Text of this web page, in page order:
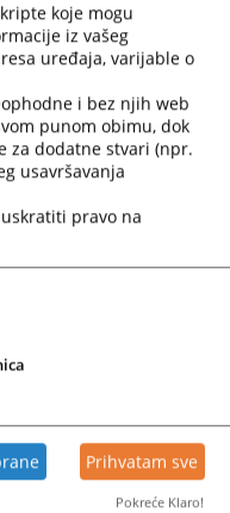
o netačnosti
86c. stav (2)
će se, u pravilu,
Izvještaja. U roku od
prijave će biti
aktivnostima.
obrasca izveštaja
koje mogu
iz vašeg
uređaja, varijable o
i bez njih web
punom obimu, dok
za dodatne stvari (npr.
usavršavanja
pravo na
Prihvatam sve
Pokreće Klaro!